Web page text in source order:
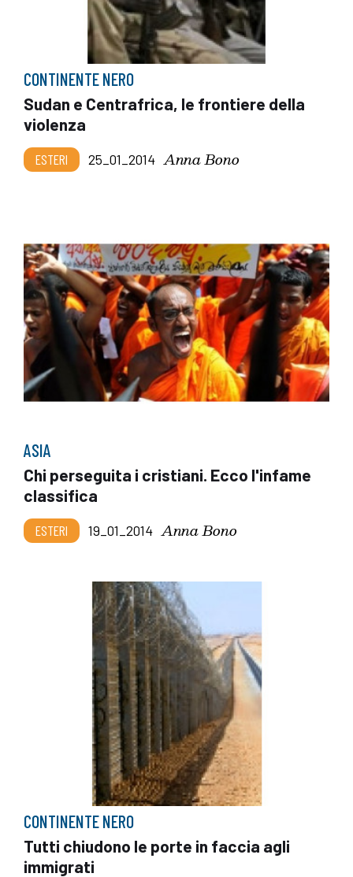
CONTINENTE NERO
Sudan e Centrafrica, le frontiere della
violenza
ESTERI 25_01_2014 Anna Bono
ASIA
Chi perseguita i cristiani. Ecco l'infame
classifica
ESTERI 19_01_2014 Anna Bono
CONTINENTE NERO
Tutti chiudono le porte in faccia agli
immigrati